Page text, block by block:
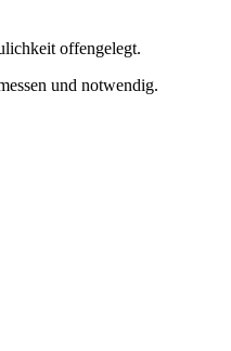
offengelegt.
und notwendig.